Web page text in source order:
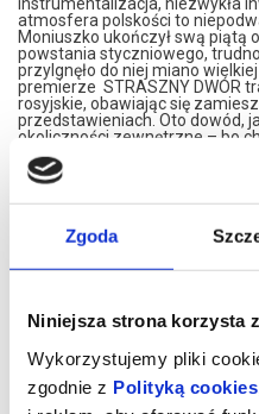
Zgoda
Niniejsza strona korzysta
Wykorzystujemy pliki
zgodnie z Polityką cookies
atmosfera polskości to
Moniuszko ukończył swą piątą
powstania styczniowego,
przylgnęło do niej miano
premierze STRASZNY DWÓR
rosyjskie, obawiając się
przedstawieniach. Oto dowód,
okoliczności zewnętrzne – bo
można dopatrzyć się wpływu
całość jest niczym więcej, jak
utrzymaną w duchu belcanta
Elementy folkloru, liczne wątki
polską operę narodową.
Bezpieczne zakupy w Bilety24.
wydarzenia, gwarantujemy
potwierdzony komunikatem
podczas zakupu.